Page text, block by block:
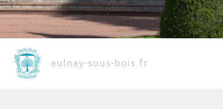
aulnay-sous-bois.fr